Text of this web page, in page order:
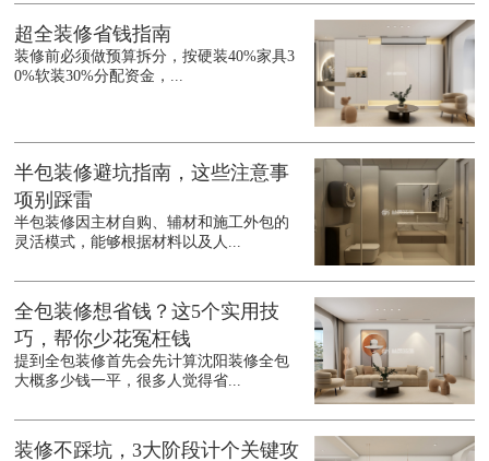
超全装修省钱指南
装修前必须做预算拆分，按硬装40%家具3
0%软装30%分配资金，...
半包装修避坑指南，这些注意事
项别踩雷
半包装修因主材自购、辅材和施工外包的
灵活模式，能够根据材料以及人...
全包装修想省钱？这5个实用技
巧，帮你少花冤枉钱
提到全包装修首先会先计算沈阳装修全包
大概多少钱一平，很多人觉得省...
装修不踩坑，3大阶段计个关键攻